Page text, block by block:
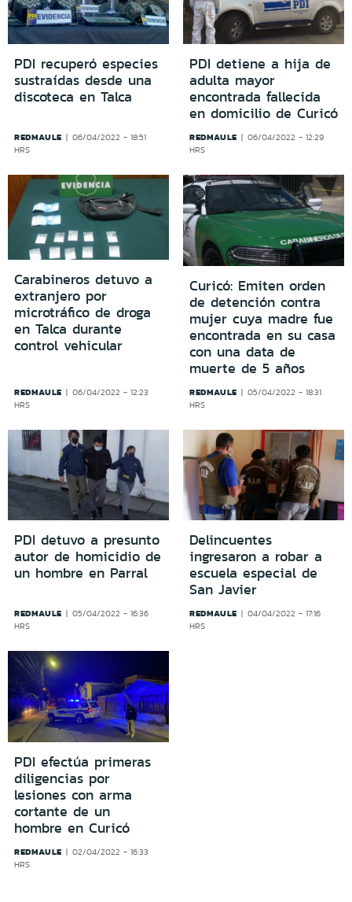
PDI recuperó especies
sustraídas desde una
discoteca en Talca
REDMAULE
06/04/2022 - 18:51
HRS
PDI detiene a hija de
adulta mayor
encontrada fallecida
en domicilio de Curicó
REDMAULE
06/04/2022 - 12:29
HRS
Carabineros detuvo a
extranjero por
microtráfico de droga
en Talca durante
control vehicular
REDMAULE
06/04/2022 - 12:23
HRS
Curicó: Emiten orden
de detención contra
mujer cuya madre fue
encontrada en su casa
con una data de
muerte de 5 años
REDMAULE
05/04/2022 - 18:31
HRS
PDI detuvo a presunto
autor de homicidio de
un hombre en Parral
REDMAULE
05/04/2022 - 16:36
HRS
Delincuentes
ingresaron a robar a
escuela especial de
San Javier
REDMAULE
04/04/2022 - 17:16
HRS
PDI efectúa primeras
diligencias por
lesiones con arma
cortante de un
hombre en Curicó
REDMAULE
02/04/2022 - 16:33
HRS